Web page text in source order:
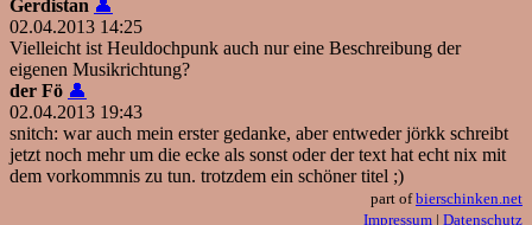
Gerdistan 👤
02.04.2013 14:25
Vielleicht ist Heuldochpunk auch nur eine Beschreibung der
eigenen Musikrichtung?
der Fö 👤
02.04.2013 19:43
snitch: war auch mein erster gedanke, aber entweder jörkk schreibt
jetzt noch mehr um die ecke als sonst oder der text hat echt nix mit
dem vorkommnis zu tun. trotzdem ein schöner titel ;)
part ofbierschinken.net
Impressum | Datenschutz